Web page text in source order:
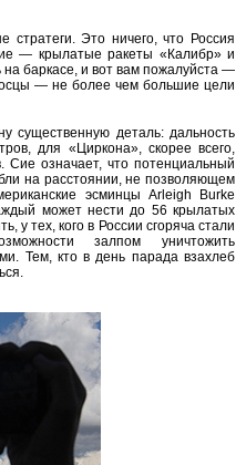
стратеги. Это ничего, что Россия
— крылатые ракеты «Калибр» и
баркасе, и вот вам пожалуйста —
— не более чем большие цели
существенную деталь: дальность
для «Циркона», скорее всего,
означает, что потенциальный
на расстоянии, не позволяющем
эсминцы Arleigh Burke
может нести до 56 крылатых
у тех, кого в России сгоряча стали
залпом уничтожить
Тем, кто в день парада взахлеб